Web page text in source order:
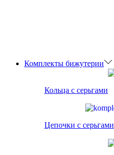
Комплекты бижутерии
Кольца с серьгами
Цепочки с серьгами